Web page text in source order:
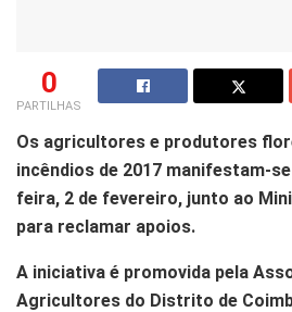
0
PARTILHAS
Os agricultores e produtores
incêndios de 2017 manifestam-
feira, 2 de fevereiro, junto ao
para reclamar apoios.
A iniciativa é promovida pela
Agricultores do Distrito de